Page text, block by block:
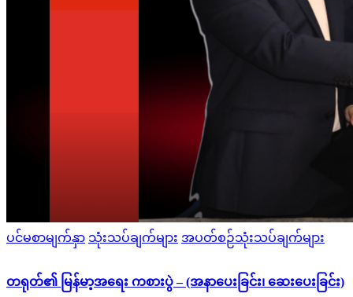
Posted
in
ပင်မစာမျက်နှာ သုံးသပ်ချက်များ အပတ်စဉ်သုံးသပ်ချက်များ
တရုတ်၏ မြန်မာ့အရေး ကစားပွဲ – (အနာပေးခြင်း၊ ဆေးပေးခြင်း)